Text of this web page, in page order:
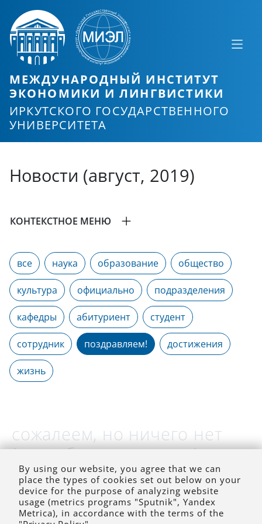
МЕЖДУНАРОДНЫЙ ИНСТИТУТ
ЭКОНОМИКИ И ЛИНГВИСТИКИ
ИРКУТСКОГО ГОСУДАРСТВЕННОГО
УНИВЕРСИТЕТА
Новости (август, 2019)
КОНТЕКСТНОЕ МЕНЮ
все наука образование общество
культура официально подразделения
кафедры абитуриент студент
сотрудник поздравляем! достижения
жизнь
сожалеем, но ничего нет
(на выбранное время)
By using our website, you agree that we can
place the types of cookies set out below on your
device for the purpose of analyzing website
usage (metrics programs "Sputnik", Yandex
Metrica), in accordance with the terms of the